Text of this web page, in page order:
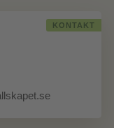
KONTAKT